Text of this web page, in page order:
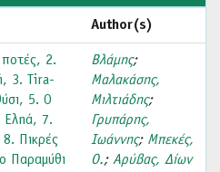
Author(s)
ποτές, 2.
3. Tira-
5. Ο
Εληά, 7.
8. Πικρές
Παραμύθι
Βλάμης;
Μαλακάσης,
Μιλτιάδης;
Γρυπάρης,
Ιωάννης; Μπεκές,
Ο.; Αρύβας, Δίων